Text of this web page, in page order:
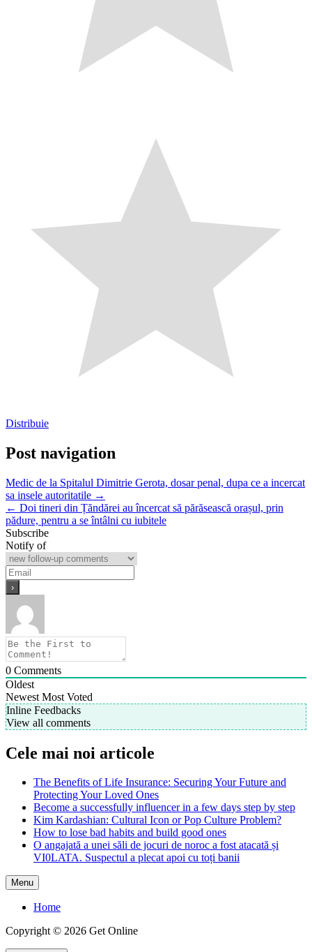
Distribuie
Post navigation
Medic de la Spitalul Dimitrie Gerota, dosar penal, dupa ce a incercat
sa insele autoritatile →
← Doi tineri din Țăndărei au încercat să părăsească orașul, prin
pădure, pentru a se întâlni cu iubitele
Subscribe
Notify of
0 Comments
Oldest
Newest Most Voted
Inline Feedbacks
View all comments
Cele mai noi articole
The Benefits of Life Insurance: Securing Your Future and
Protecting Your Loved Ones
Become a successfully influencer in a few days step by step
Kim Kardashian: Cultural Icon or Pop Culture Problem?
How to lose bad habits and build good ones
O angajată a unei săli de jocuri de noroc a fost atacată și
VI0LATA. Suspectul a plecat apoi cu toți banii
Menu
Home
Copyright © 2026 Get Online